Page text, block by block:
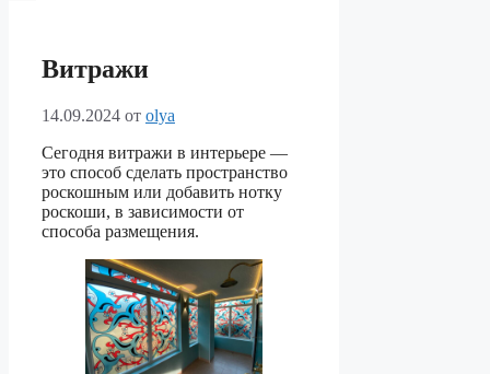
Витражи
14.09.2024 от olya
Сегодня витражи в интерьере —
это способ сделать пространство
роскошным или добавить нотку
роскоши, в зависимости от
способа размещения.